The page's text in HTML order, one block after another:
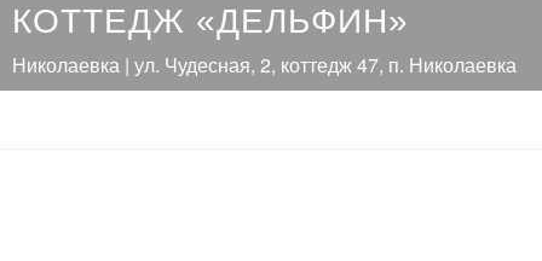
КОТТЕДЖ «ДЕЛЬФИН»
Николаевка | ул. Чудесная, 2, коттедж 47, п. Николаевка